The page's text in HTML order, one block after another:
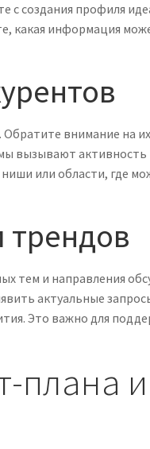
создания профиля
какая информация
внимание на
вызывают активность
или области, где
трендов
тем и направления
актуальные
Это важно для
плана